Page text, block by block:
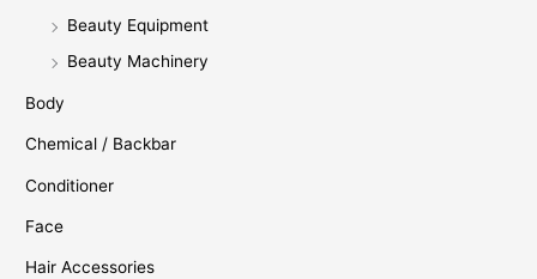
Beauty Equipment
Beauty Machinery
Body
Chemical / Backbar
Conditioner
Face
Hair Accessories